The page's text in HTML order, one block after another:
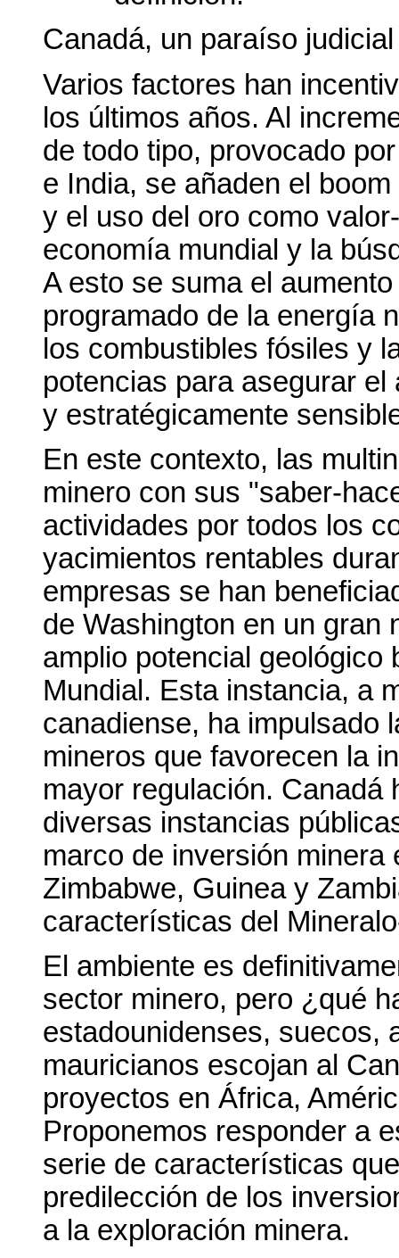
Canadá, un paraíso judicial
Varios factores han
los últimos años. Al
de todo tipo, provocado
e India, se añaden el
y el uso del oro como
economía mundial y la
A esto se suma el
programado de la energía
los combustibles fósiles y
potencias para asegurar
y estratégicamente
En este contexto, las
minero con sus "saber-
actividades por todos los
yacimientos rentables
empresas se han
de Washington en un gran
amplio potencial geológico
Mundial. Esta instancia, a
canadiense, ha impulsado
mineros que favorecen la
mayor regulación. Canadá
diversas instancias
marco de inversión
Zimbabwe, Guinea y
características del
El ambiente es
sector minero, pero ¿qué
estadounidenses, suecos,
mauricianos escojan al
proyectos en África,
Proponemos responder a
serie de características
predilección de los
a la exploración minera.